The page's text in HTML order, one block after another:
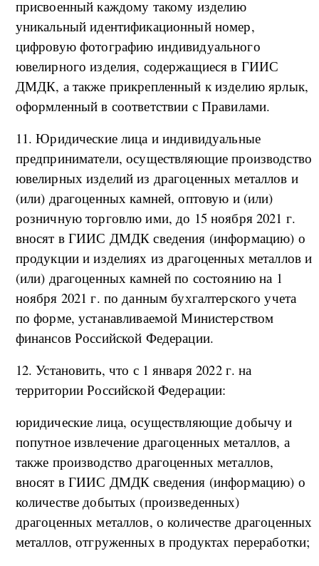
присвоенный каждому такому изделию
уникальный идентификационный номер,
цифровую фотографию индивидуального
ювелирного изделия, содержащиеся в ГИИС
ДМДК, а также прикрепленный к изделию ярлык,
оформленный в соответствии с Правилами.
11. Юридические лица и индивидуальные
предприниматели, осуществляющие производство
ювелирных изделий из драгоценных металлов и
(или) драгоценных камней, оптовую и (или)
розничную торговлю ими, до 15 ноября 2021 г.
вносят в ГИИС ДМДК сведения (информацию) о
продукции и изделиях из драгоценных металлов и
(или) драгоценных камней по состоянию на 1
ноября 2021 г. по данным бухгалтерского учета
по форме, устанавливаемой Министерством
финансов Российской Федерации.
12. Установить, что с 1 января 2022 г. на
территории Российской Федерации:
юридические лица, осуществляющие добычу и
попутное извлечение драгоценных металлов, а
также производство драгоценных металлов,
вносят в ГИИС ДМДК сведения (информацию) о
количестве добытых (произведенных)
драгоценных металлов, о количестве драгоценных
металлов, отгруженных в продуктах переработки;